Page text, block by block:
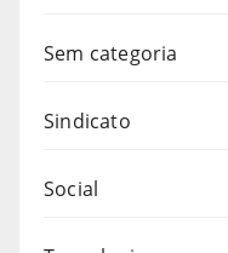
Sem categoria
Sindicato
Social